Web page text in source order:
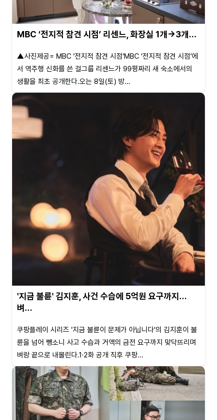
MBC ‘전지적 참견 시점’ 리센느, 화장실 1개→3개…
▲사진제공= MBC ‘전지적 참견 시점’MBC ‘전지적 참견 시점’에
서 역주행 신화를 쓴 걸그룹 리센느가 99평짜리 새 숙소에서의
생활을 최초 공개한다.오는 8일(토) 방...
'지금 불륜' 김지훈, 사건 수습에 5억원 요구까지…
벼…
쿠팡플레이 시리즈 '지금 불륜이 문제가 아닙니다'의 김지훈이 불
륜을 넘어 뺑소니 사고 수습과 거액의 금전 요구까지 맞닥뜨리며
벼랑 끝으로 내몰린다.1·2화 공개 직후 쿠팡...